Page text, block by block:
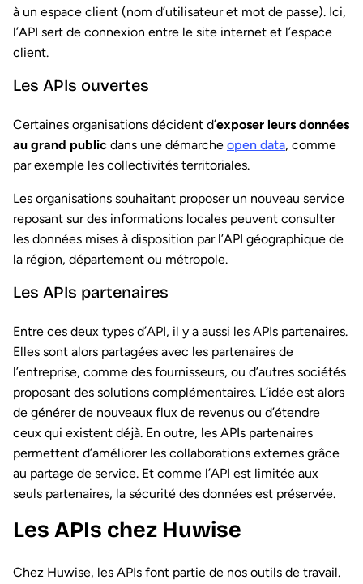
à un espace client (nom d’utilisateur et mot de passe). Ici,
l’API sert de connexion entre le site internet et l’espace
client.
Les APIs ouvertes
Certaines organisations décident d’exposer leurs données
au grand public dans une démarche open data, comme
par exemple les collectivités territoriales.
Les organisations souhaitant proposer un nouveau service
reposant sur des informations locales peuvent consulter
les données mises à disposition par l’API géographique de
la région, département ou métropole.
Les APIs partenaires
Entre ces deux types d’API, il y a aussi les APIs partenaires.
Elles sont alors partagées avec les partenaires de
l’entreprise, comme des fournisseurs, ou d’autres sociétés
proposant des solutions complémentaires. L’idée est alors
de générer de nouveaux flux de revenus ou d’étendre
ceux qui existent déjà. En outre, les APIs partenaires
permettent d’améliorer les collaborations externes grâce
au partage de service. Et comme l’API est limitée aux
seuls partenaires, la sécurité des données est préservée.
Les APIs chez Huwise
Chez Huwise, les APIs font partie de nos outils de travail.